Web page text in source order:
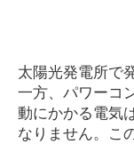
太陽光発電所で
一方、パワーコ
動にかかる電気
なりません。こ